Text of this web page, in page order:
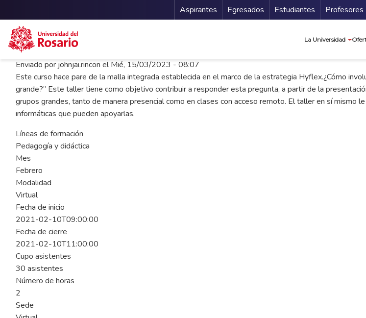
Pasar al contenido principal
Menu Secundario
Aspirantes Egresados Estudiantes Profesores
La Universidad
Enviado por johnjai.rincon elMié, 15/03/2023 - 08:07
Este curso hace pare de la malla integrada establecida en el marco de la estrategia Hyflex.¿Cómo
grande?” Este taller tiene como objetivo contribuir a responder esta pregunta, a partir de la
grupos grandes, tanto de manera presencial como en clases con acceso remoto. El taller en sí mismo
informáticas que pueden apoyarlas.
Líneas de formación
Pedagogía y didáctica
Mes
Febrero
Modalidad
Virtual
Fecha de inicio
2021-02-10T09:00:00
Fecha de cierre
2021-02-10T11:00:00
Cupo asistentes
30 asistentes
Número de horas
2
Sede